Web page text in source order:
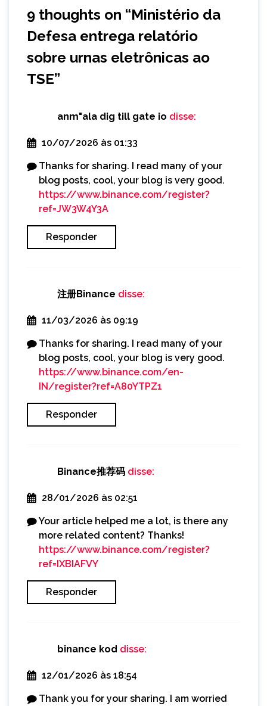
9 thoughts on “Ministério da
Defesa entrega relatório
sobre urnas eletrônicas ao
TSE”
anm"ala dig till gate io disse:
10/07/2026 às 01:33
Thanks for sharing. I read many of your
blog posts, cool, your blog is very good.
https://www.binance.com/register?
ref=JW3W4Y3A
Responder
注册Binance disse:
11/03/2026 às 09:19
Thanks for sharing. I read many of your
blog posts, cool, your blog is very good.
https://www.binance.com/en-
IN/register?ref=A80YTPZ1
Responder
Binance推荐码 disse:
28/01/2026 às 02:51
Your article helped me a lot, is there any
more related content? Thanks!
https://www.binance.com/register?
ref=IXBIAFVY
Responder
binance kod disse:
12/01/2026 às 18:54
Thank you for your sharing. I am worried